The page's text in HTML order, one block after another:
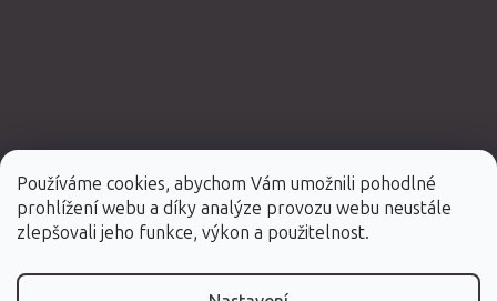
Používáme cookies, abychom Vám umožnili pohodlné
prohlížení webu a díky analýze provozu webu neustále
zlepšovali jeho funkce, výkon a použitelnost.
Vytvořil Shoptet Premium